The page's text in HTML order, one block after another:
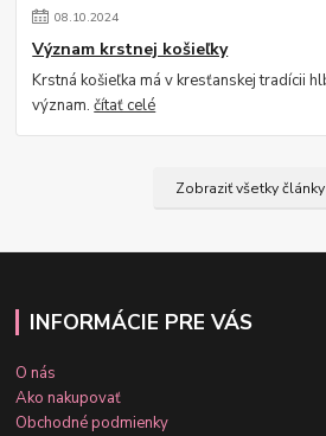
08.10.2024
Význam krstnej košieľky
Krstná košieľka má v kresťanskej tradícii
význam.čítať celé
Zobraziť všetky články
INFORMÁCIE PRE VÁS
O nás
Ako nakupovať
Obchodné podmienky